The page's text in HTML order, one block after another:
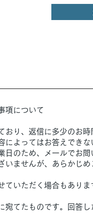
項について
り、返信に多少のお時
によってはお答えでき
日のため、メールでお
ませんが、あらかじめ
いただく場合もありま
てたものです。回答